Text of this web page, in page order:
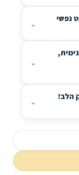
נפשי ⌄
⌄
הלב! ⌄